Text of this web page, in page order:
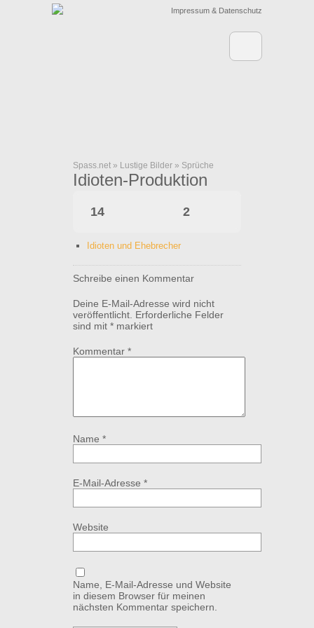
Impressum & Datenschutz
Spass.net » Lustige Bilder » Sprüche
Idioten-Produktion
14 2
Idioten und Ehebrecher
Schreibe einen Kommentar
Deine E-Mail-Adresse wird nicht
veröffentlicht. Erforderliche Felder
sind mit * markiert
Kommentar *
Name *
E-Mail-Adresse *
Website
Name, E-Mail-Adresse und Website
in diesem Browser für meinen
nächsten Kommentar speichern.